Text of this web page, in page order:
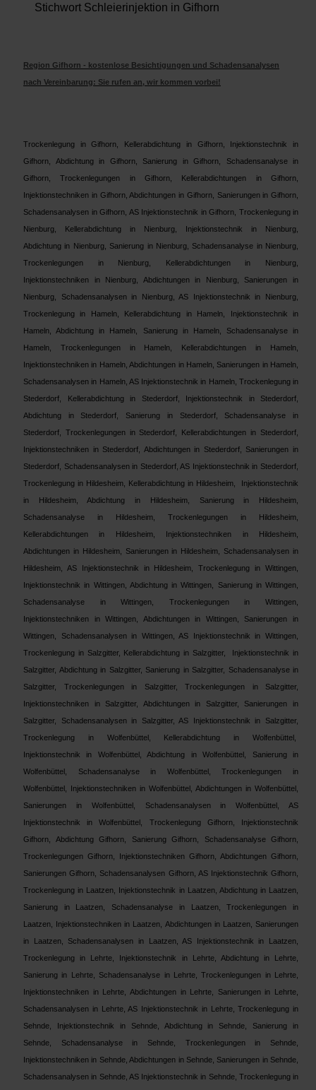
Stichwort Schleierinjektion in Gifhorn
Region Gifhorn - kostenlose Besichtigungen und Schadensanalysen
nach Vereinbarung: Sie rufen an, wir kommen vorbei!
Trockenlegung in Gifhorn, Kellerabdichtung in Gifhorn, Injektionstechnik in
Gifhorn, Abdichtung in Gifhorn, Sanierung in Gifhorn, Schadensanalyse in
Gifhorn, Trockenlegungen in Gifhorn, Kellerabdichtungen in Gifhorn,
Injektionstechniken in Gifhorn, Abdichtungen in Gifhorn, Sanierungen in Gifhorn,
Schadensanalysen in Gifhorn, AS Injektionstechnik in Gifhorn, Trockenlegung in
Nienburg, Kellerabdichtung in Nienburg, Injektionstechnik in Nienburg,
Abdichtung in Nienburg, Sanierung in Nienburg, Schadensanalyse in Nienburg,
Trockenlegungen in Nienburg , Kellerabdichtungen in Nienburg
Injektionstechniken in Nienburg, Abdichtungen in Nienburg, Sanierungen in
Nienburg, Schadensanalysen in Nienburg, AS Injektionstechnik in Nienburg,
Trockenlegung in Hameln, Kellerabdichtung in Hameln, Injektionstechnik in
Hameln, Abdichtung in Hameln, Sanierung in Hameln, Schadensanalyse in
Hameln, Trockenlegungen in Hameln, Kellerabdichtungen in Hameln,
Injektionstechniken in Hameln, Abdichtungen in Hameln, Sanierungen in Hameln,
Schadensanalysen in Hameln, AS Injektionstechnik in Hameln, Trockenlegung in
Stederdorf, Kellerabdichtung in Stederdorf, Injektionstechnik in Stederdorf,
Abdichtung in Stederdorf, Sanierung in Stederdorf, Schadensanalyse in
Stederdorf, Trockenlegungen in Stederdorf, Kellerabdichtungen in Stederdorf
Injektionstechniken in Stederdorf, Abdichtungen in Stederdorf, Sanierungen in
Stederdorf, Schadensanalysen in Stederdorf, AS Injektionstechnik in Stederdorf,
Trockenlegung in Hildesheim, Kellerabdichtung in Hildesheim, Injektionstechnik
in Hildesheim, Abdichtung in Hildesheim, Sanierung in Hildesheim,
Schadensanalyse in Hildesheim, Trockenlegungen in Hildesheim,
Kellerabdichtungen in Hildesheim, Injektionstechniken in Hildesheim,
Abdichtungen in Hildesheim, Sanierungen in Hildesheim, Schadensanalysen in
Hildesheim, AS Injektionstechnik in Hildesheim, Trockenlegung in Wittingen,
Injektionstechnik in Wittingen, Abdichtung in Wittingen, Sanierung in Wittingen,
Schadensanalyse in Wittingen, Trockenlegungen in Wittingen,
Injektionstechniken in Wittingen, Abdichtungen in Wittingen, Sanierungen in
Wittingen, Schadensanalysen in Wittingen, AS Injektionstechnik in Wittingen,
Trockenlegung in Salzgitter, Kellerabdichtung in Salzgitter, Injektionstechnik in
Salzgitter, Abdichtung in Salzgitter, Sanierung in Salzgitter, Schadensanalyse in
Salzgitter, Trockenlegungen in Salzgitter, Trockenlegungen in Salzgitter,
Injektionstechniken in Salzgitter, Abdichtungen in Salzgitter, Sanierungen in
Salzgitter, Schadensanalysen in Salzgitter, AS Injektionstechnik in Salzgitter,
Trockenlegung in Wolfenbüttel, Kellerabdichtung in Wolfenbüttel,
Injektionstechnik in Wolfenbüttel, Abdichtung in Wolfenbüttel, Sanierung in
Wolfenbüttel, Schadensanalyse in Wolfenbüttel, Trockenlegungen in
Wolfenbüttel, Injektionstechniken in Wolfenbüttel, Abdichtungen in Wolfenbüttel,
Sanierungen in Wolfenbüttel, Schadensanalysen in Wolfenbüttel, AS
Injektionstechnik in Wolfenbüttel, Trockenlegung Gifhorn, Injektionstechnik
Gifhorn, Abdichtung Gifhorn, Sanierung Gifhorn, Schadensanalyse Gifhorn,
Trockenlegungen Gifhorn, Injektionstechniken Gifhorn, Abdichtungen Gifhorn,
Sanierungen Gifhorn, Schadensanalysen Gifhorn, AS Injektionstechnik Gifhorn,
Trockenlegung in Laatzen, Injektionstechnik in Laatzen, Abdichtung in Laatzen,
Sanierung in Laatzen, Schadensanalyse in Laatzen, Trockenlegungen in
Laatzen, Injektionstechniken in Laatzen, Abdichtungen in Laatzen, Sanierungen
in Laatzen, Schadensanalysen in Laatzen, AS Injektionstechnik in Laatzen,
Trockenlegung in Lehrte, Injektionstechnik in Lehrte, Abdichtung in Lehrte,
Sanierung in Lehrte, Schadensanalyse in Lehrte, Trockenlegungen in Lehrte,
Injektionstechniken in Lehrte, Abdichtungen in Lehrte, Sanierungen in Lehrte,
Schadensanalysen in Lehrte, AS Injektionstechnik in Lehrte, Trockenlegung in
Sehnde, Injektionstechnik in Sehnde, Abdichtung in Sehnde, Sanierung in
Sehnde, Schadensanalyse in Sehnde, Trockenlegungen in Sehnde,
Injektionstechniken in Sehnde, Abdichtungen in Sehnde, Sanierungen in Sehnde,
Schadensanalysen in Sehnde, AS Injektionstechnik in Sehnde, Trockenlegung in